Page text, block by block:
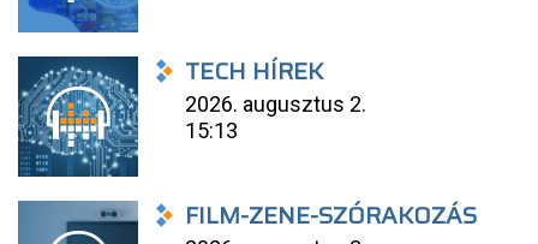
TECH HÍREK
2026. augusztus 2.
15:13
FILM-ZENE-SZÓRAKOZÁS